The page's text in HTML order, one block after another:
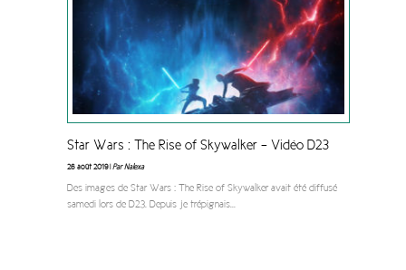
Star Wars : The Rise of Skywalker – Vidéo D23
26 août 2019 |Par Nalexa
Des images de Star Wars : The Rise of Skywalker avait été diffusé
samedi lors de D23. Depuis je trépignais...